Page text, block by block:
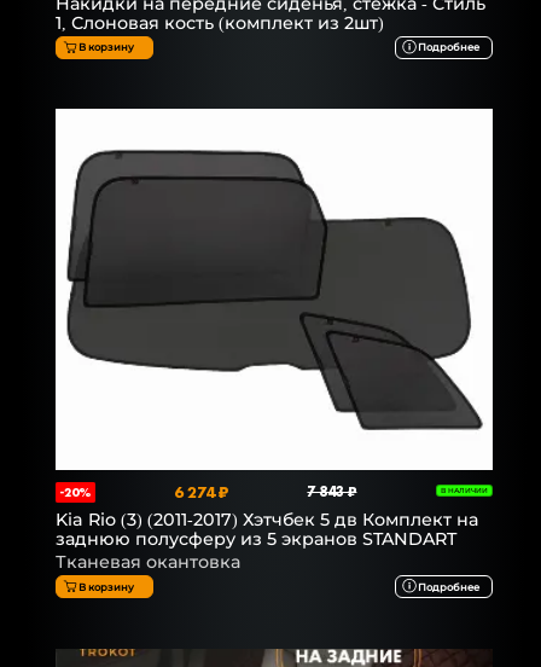
1, Слоновая кость (комплект из 2шт)
В корзину Подробнее
-20% 6 274 ₽ 7 843 ₽ В НАЛИЧИИ
Kia Rio (3) (2011-2017) Хэтчбек 5 дв Комплект на
заднюю полусферу из 5 экранов STANDART
Тканевая окантовка
В корзину Подробнее